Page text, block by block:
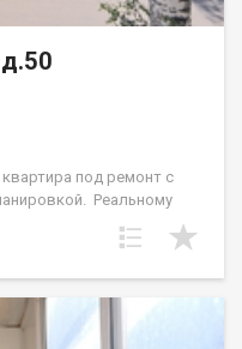
под ремонт с
Реальному
санузел, в
отдельная кухня, а
магазины. Приятные